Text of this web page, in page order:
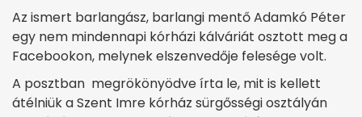
Az ismert barlangász, barlangi mentő Adamkó Péter
egy nem mindennapi kórházi kálváriát osztott meg a
Facebookon, melynek elszenvedője felesége volt.
A posztban megrökönyödve írta le, mit is kellett
átélniük a Szent Imre kórház sürgősségi osztályán